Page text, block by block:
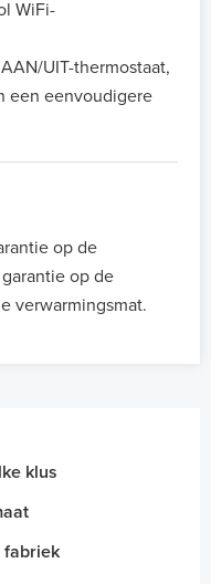
WiFi-
UIT-thermostaat,
een eenvoudigere
op de
op de
verwarmingsmat.
klus
fabriek